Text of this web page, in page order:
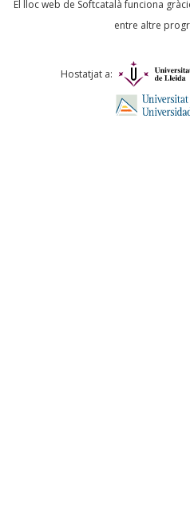
Comentari *
El lloc web de Softcatalà funciona
entre altre
Hostatjat a: